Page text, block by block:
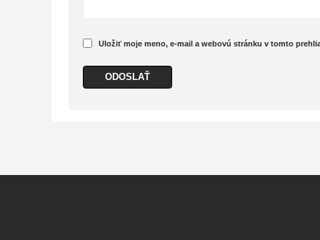
Uložiť moje meno, e-mail a webovú stránku v tomto